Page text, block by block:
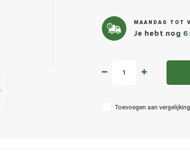
MAANDAG TOT
Je hebt nog
Toevoegen aan vergelijking